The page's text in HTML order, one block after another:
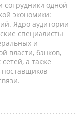
сотрудники одной
экономики:
Ядро аудитории
специалисты
и
власти, банков,
а также
поставщиков